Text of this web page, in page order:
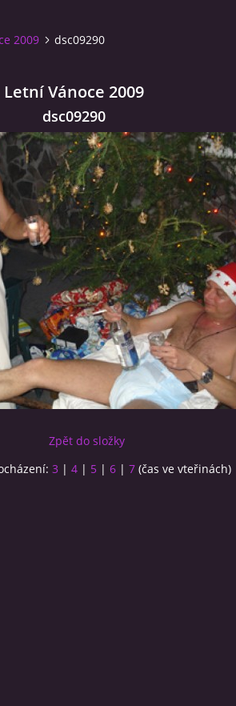
2009 dsc09290
Letní Vánoce 2009
dsc09290
Zpět do složky
3 | 4 | 5 | 6 | 7 (čas ve vteřinách)